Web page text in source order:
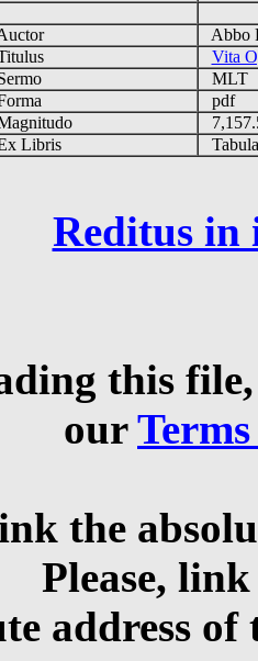
Abbo
Vita
MLT
pdf
Libris
Reditus in
this
our
the
Please,
address